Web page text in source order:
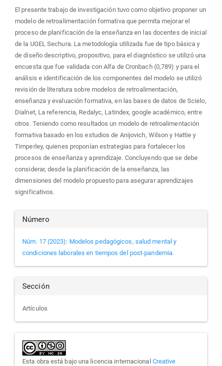
El presente trabajo de investigación tuvo como objetivo proponer un
modelo de retroalimentación formativa que permita mejorar el
proceso de planificación de la enseñanza en las docentes de inicial
de la UGEL Sechura. La metodología utilizada fue de tipo básica y
de diseño descriptivo, propositivo, para el diagnóstico se utilizó una
encuesta que fue validada con Alfa de Cronbach (0,789) y para el
análisis e identificación de los componentes del modelo se utilizó
revisión de literatura sobre modelos de retroalimentación,
enseñanza y evaluación formativa, en las bases de datos de Scielo,
Dialnet, La referencia, Redalyc, Latindex, google académico, entre
otros. Teniendo como resultados un modelo de retroalimentación
formativa basado en los estudios de Anijovich, Wilson y Hattie y
Timperley, quienes proponían estrategias para fortalecer los
procesos de enseñanza y aprendizaje. Concluyendo que se debe
considerar, desde la planificación de la enseñanza, las
dimensiones del modelo propuesto para asegurar aprendizajes
significativos.
Detalles
del
artículo
Número
Núm. 17 (2023): Modelos pedagógicos, salud mental y
condiciones laborales en tiempos del post-pandemia.
Sección
Artículos
Esta obra está bajo una licencia internacional Creative